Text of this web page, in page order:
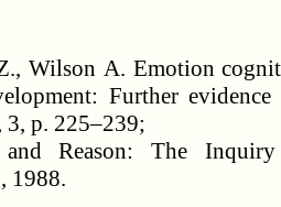
Wilson A. Emotion
Further
p. 225–239;
Reason: The Inquiry
1988.